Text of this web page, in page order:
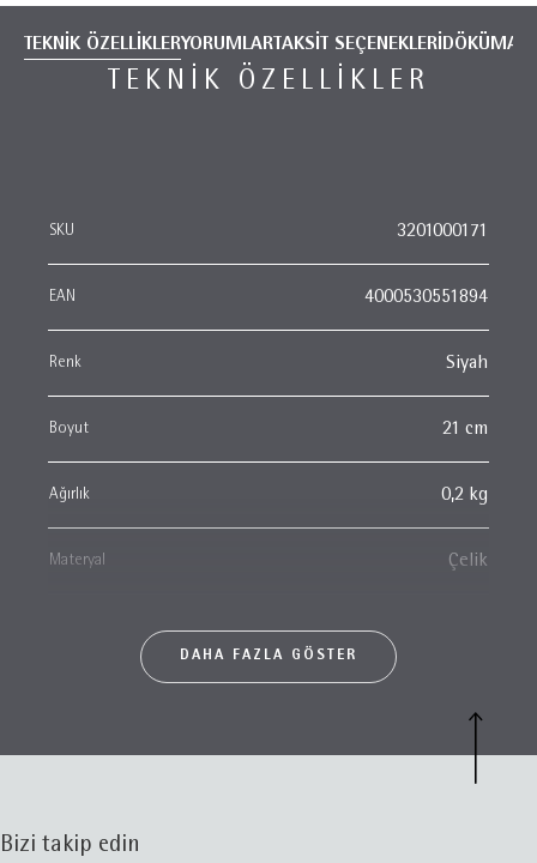
TEKNİK ÖZELLİKLERYORUMLAR TAKSİT SEÇENEKLERİ
TEKNIK ÖZELLIKLER
SKU 3201000171
EAN 4000530551894
Renk Siyah
Boyut 21 cm
Ağırlık 0,2 kg
Materyal Çelik
DAHA FAZLA GÖSTER
Bizi takip edin